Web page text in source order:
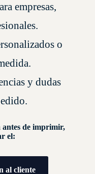
empresas,
o
y dudas
antes de imprimir,
el:
al cliente